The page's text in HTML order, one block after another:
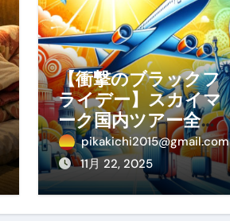
【衝撃のブラックフ
ライデー】スカイマ
ーク国内ツアー全路
線が大特価！年末年
始・春休みを贅沢に
過ごす賢い予約ガイ
pikakichi2015@gmail.com
11月 22, 2025